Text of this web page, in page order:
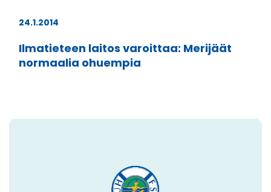
24.1.2014
Ilmatieteen laitos varoittaa: Merijäät
normaalia ohuempia